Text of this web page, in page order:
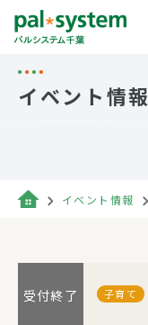
イベント情報
イベント情報
受付終了 子育て